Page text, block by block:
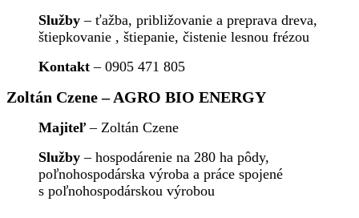
Služby– ťažba, približovanie a preprava dreva,
štiepkovanie , štiepanie, čistenie lesnou frézou
Kontakt – 0905 471 805
Zoltán Czene – AGRO BIO ENERGY
Majiteľ– Zoltán Czene
Služby – hospodárenie na 280 ha pôdy,
poľnohospodárska výroba a práce spojené
s poľnohospodárskou výrobou